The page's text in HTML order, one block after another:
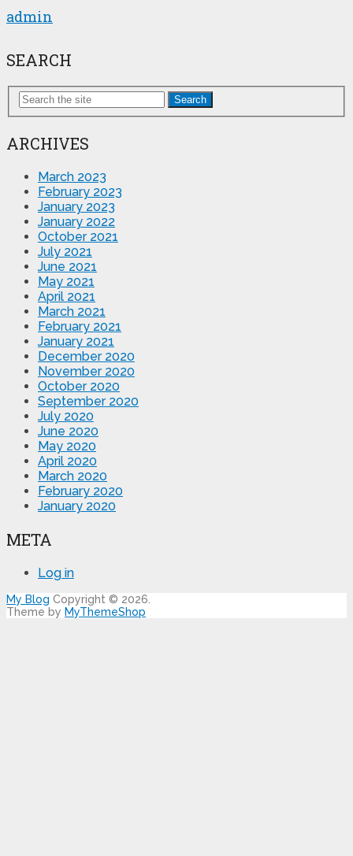
admin
SEARCH
Search
ARCHIVES
March 2023
February 2023
January 2023
January 2022
October 2021
July 2021
June 2021
May 2021
April 2021
March 2021
February 2021
January 2021
December 2020
November 2020
October 2020
September 2020
July 2020
June 2020
May 2020
April 2020
March 2020
February 2020
January 2020
META
Log in
My Blog Copyright © 2026.
Theme by MyThemeShop